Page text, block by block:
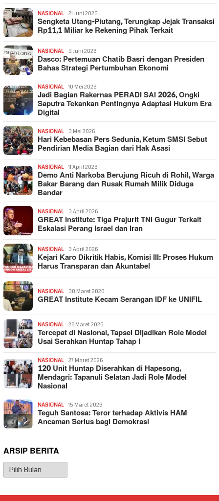
NASIONAL 21 Juni 2026
Sengketa Utang-Piutang, Terungkap Jejak Transaksi
Rp11,1 Miliar ke Rekening Pihak Terkait
NASIONAL 9 Juni 2026
Dasco: Pertemuan Chatib Basri dengan Presiden
Bahas Strategi Pertumbuhan Ekonomi
NASIONAL 10 Mei 2026
Jadi Bagian Rakernas PERADI SAI 2026, Ongki
Saputra Tekankan Pentingnya Adaptasi Hukum Era
Digital
NASIONAL 3 Mei 2026
Hari Kebebasan Pers Sedunia, Ketum SMSI Sebut
Pendirian Media Bagian dari Hak Asasi
NASIONAL 11 April 2026
Demo Anti Narkoba Berujung Ricuh di Rohil, Warga
Bakar Barang dan Rusak Rumah Milik Diduga
Bandar
NASIONAL 3 April 2026
GREAT Institute: Tiga Prajurit TNI Gugur Terkait
Eskalasi Perang Israel dan Iran
NASIONAL 3 April 2026
Kejari Karo Dikritik Habis, Komisi III: Proses Hukum
Harus Transparan dan Akuntabel
NASIONAL 30 Maret 2026
GREAT Institute Kecam Serangan IDF ke UNIFIL
NASIONAL 28 Maret 2026
Tercepat di Nasional, Tapsel Dijadikan Role Model
Usai Serahkan Huntap Tahap I
NASIONAL 27 Maret 2026
120 Unit Huntap Diserahkan di Hapesong,
Mendagri: Tapanuli Selatan Jadi Role Model
Nasional
NASIONAL 15 Maret 2026
Teguh Santosa: Teror terhadap Aktivis HAM
Ancaman Serius bagi Demokrasi
ARSIP BERITA
Arsip
Berita